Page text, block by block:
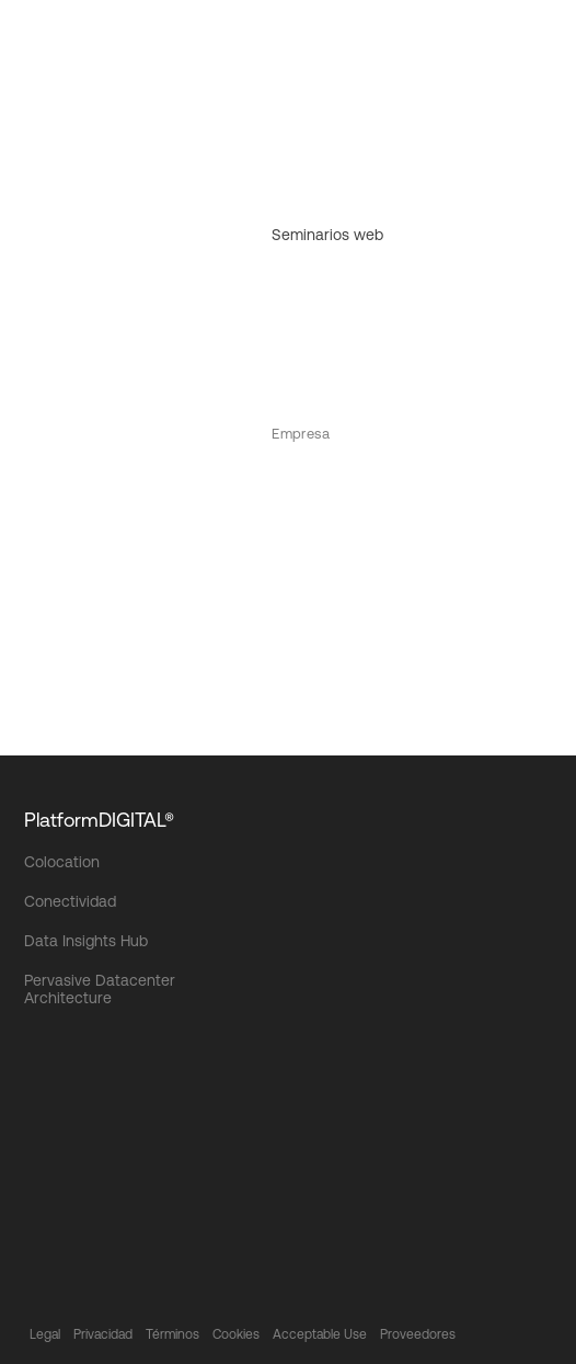
Seminarios web
Empresa
PlatformDIGITAL®
Colocation
Conectividad
Data Insights Hub
Pervasive Datacenter
Architecture
Legal Privacidad Términos Cookies Acceptable Use Proveedores